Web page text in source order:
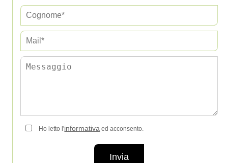
Ho letto l'informativa ed acconsento.
Invia